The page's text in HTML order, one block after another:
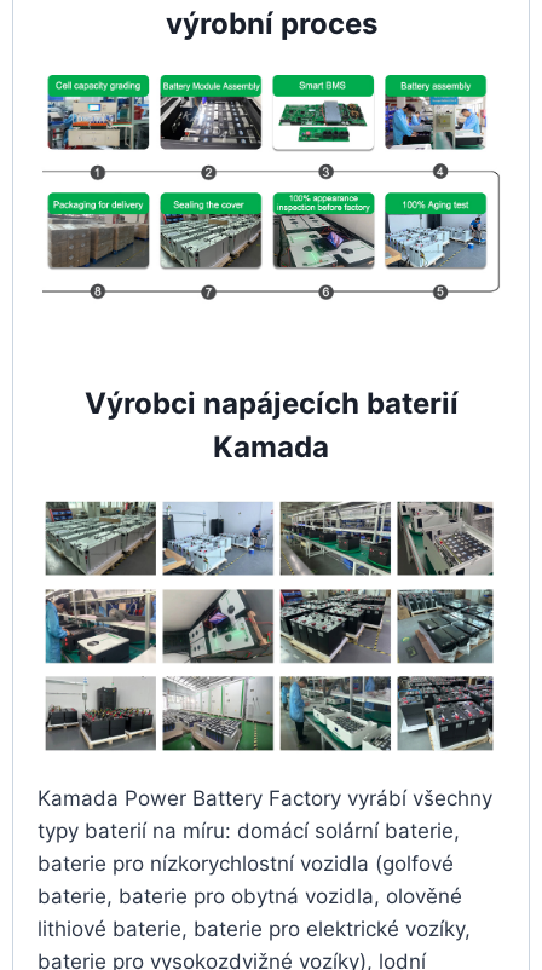
výrobní proces
Výrobci napájecích baterií
Kamada
Kamada Power Battery Factory vyrábí všechny
typy baterií na míru: domácí solární baterie,
baterie pro nízkorychlostní vozidla (golfové
baterie, baterie pro obytná vozidla, olověné
lithiové baterie, baterie pro elektrické vozíky,
baterie pro vysokozdvižné vozíky), lodní